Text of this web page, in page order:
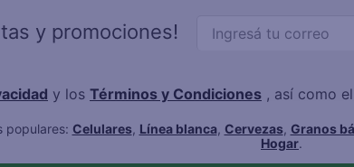
y promociones!
y los Términos y Condiciones , así como
populares: Celulares, Línea blanca, Cervezas, Granos
Hogar.